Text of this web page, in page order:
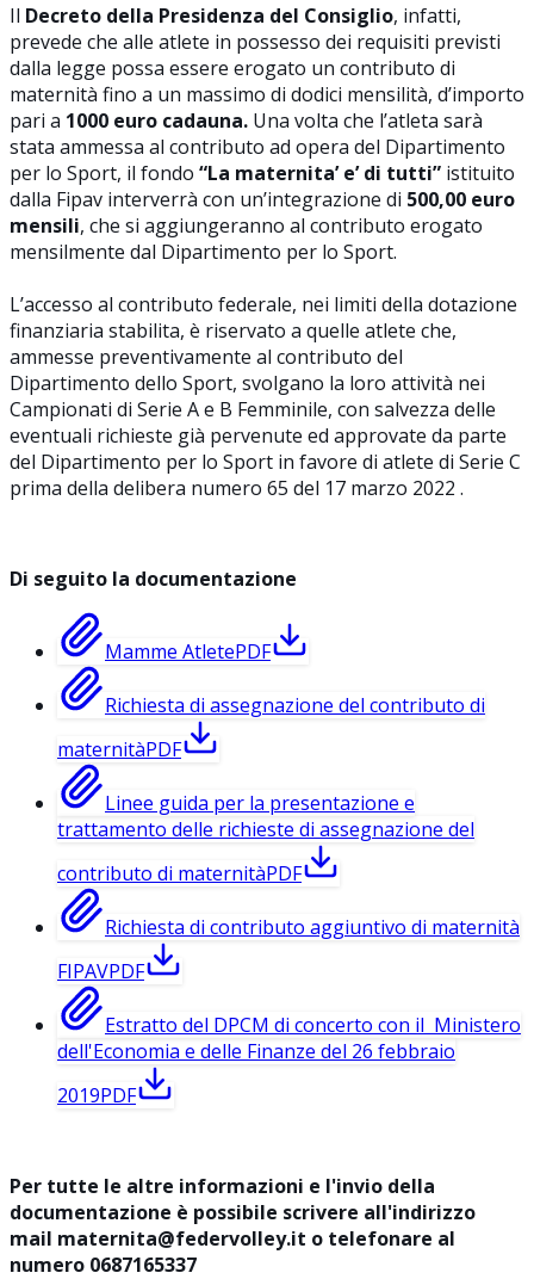
Il Decreto della Presidenza del Consiglio, infatti,
prevede che alle atlete in possesso dei requisiti previsti
dalla legge possa essere erogato un contributo di
maternità fino a un massimo di dodici mensilità, d’importo
pari a 1000 euro cadauna. Una volta che l’atleta sarà
stata ammessa al contributo ad opera del Dipartimento
per lo Sport, il fondo “La maternita’ e’ di tutti” istituito
dalla Fipav interverrà con un’integrazione di 500,00 euro
mensili, che si aggiungeranno al contributo erogato
mensilmente dal Dipartimento per lo Sport.
L’accesso al contributo federale, nei limiti della dotazione
finanziaria stabilita, è riservato a quelle atlete che,
ammesse preventivamente al contributo del
Dipartimento dello Sport, svolgano la loro attività nei
Campionati di Serie A e B Femminile, con salvezza delle
eventuali richieste già pervenute ed approvate da parte
del Dipartimento per lo Sport in favore di atlete di Serie C
prima della delibera numero 65 del 17 marzo 2022 .
Di seguito la documentazione
Mamme AtletePDF
Richiesta di assegnazione del contributo di
maternitàPDF
Linee guida per la presentazione e
trattamento delle richieste di assegnazione del
contributo di maternitàPDF
Richiesta di contributo aggiuntivo di maternità
FIPAVPDF
Estratto del DPCM di concerto con il Ministero
dell'Economia e delle Finanze del 26 febbraio
2019PDF
Per tutte le altre informazioni e l'invio della
documentazione è possibile scrivere all'indirizzo
mail maternita@federvolley.it o telefonare al
numero 0687165337